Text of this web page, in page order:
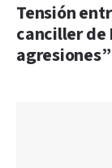
Tensión
canciller de
agresiones”